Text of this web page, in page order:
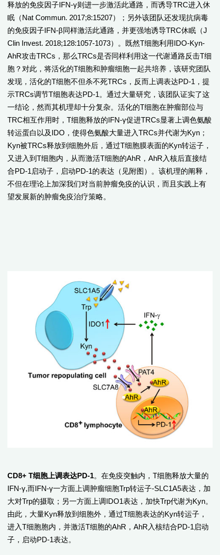
释放的免疫因子IFN-γ则进一步激活此通路，而诱导TRC进入休
眠（Nat Commun. 2017;8:15207）；另外该团队还发现抗病毒
的免疫因子IFN-β同样激活此通路，并更强地诱导TRC休眠（J
Clin Invest. 2018;128:1057-1073）。既然T细胞利用IDO-Kyn-
AhR攻击TRCs，那么TRCs是否同样利用这一代谢通路反击T细
胞？对此，将活化的T细胞和肿瘤细胞一起共培养，该研究团队
发现，活化的T细胞不但杀不死TRCs，反而上调表达PD-1，提
示TRCs调节T细胞表达PD-1。通过大量研究，该团队证实了这
一结论，然而其机理却十分复杂。活化的T细胞在肿瘤部位与
TRC相互作用时，T细胞释放的IFN-γ促进TRCs显著上调色氨酸
转运蛋白以及IDO，使得色氨酸大量进入TRCs并代谢为Kyn；
Kyn被TRCs释放到细胞外后，通过T细胞膜表面的Kyn转运子，
又进入到T细胞内，从而激活T细胞的AhR，AhR入核后直接结
合PD-1启动子，启动PD-1的表达（见附图）。该机理的阐释，
不但在理论上加深我们对当前肿瘤免疫的认识，而且实践上有
望发展新的肿瘤免疫治疗策略。
CD8+ T细胞上调表达PD-1。在免疫突触内，T细胞释放大量的
IFN-γ,而IFN-γ一方面上调肿瘤细胞Trp转运子-SLC1A5表达，加
大对Trp的摄取；另一方面上调IDO1表达，加快Trp代谢为Kyn。
由此，大量Kyn释放到细胞外，通过T细胞表达的Kyn转运子，
进入T细胞胞内，并激活T细胞的AhR，AhR入核结合PD-1启动
子，启动PD-1表达。